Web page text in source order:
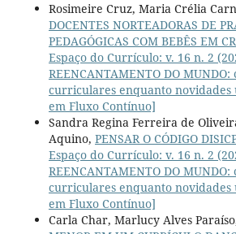
Rosimeire Cruz, Maria Crélia
DOCENTES NORTEADORAS DE
PEDAGÓGICAS COM BEBÊS EM
Espaço do Currículo: v. 16 n. 2
REENCANTAMENTO DO MUNDO:
curriculares enquanto novidades
em Fluxo Contínuo]
Sandra Regina Ferreira de
Aquino, PENSAR O CÓDIGO
Espaço do Currículo: v. 16 n. 2
REENCANTAMENTO DO MUNDO:
curriculares enquanto novidades
em Fluxo Contínuo]
Carla Char, Marlucy Alves